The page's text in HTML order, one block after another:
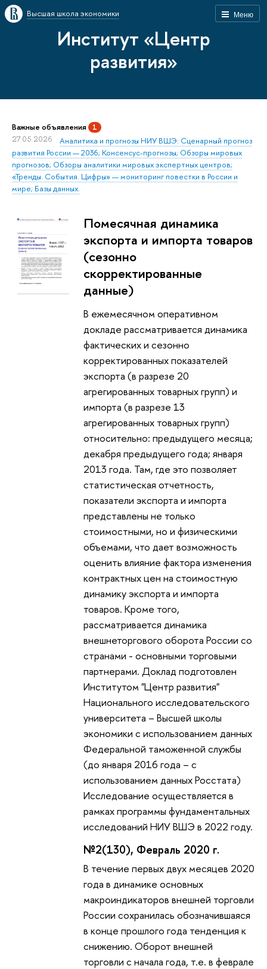
Меню
Высшая школа экономики
Институт «Центр
развития»
Важные объявления 1
27.05.2026
Аналитика и прогнозы НИУ ВШЭ: Сценарный прогноз
развития России — 2036; Консенсус-прогнозы; Обзоры мировых
прогнозов; Обзоры аналитики мировых экспертных центров;
«Тренды. События. Цифры» — мониторинг повестки в России и
мире; Базы данных.
Помесячная динамика
экспорта и импорта товаров
(сезонно
скорректированные
данные)
В ежемесячном оперативном
докладе рассматривается динамика
фактических и сезонно
корректированных показателей
экспорта (в разрезе 20
агрегированных товарных групп) и
импорта (в разрезе 13
агрегированных товарных групп)
относительно: предыдущего месяца;
декабря предыдущего года; января
2013 года. Там, где это позволяет
статистическая отчетность,
показатели экспорта и импорта
представлены не только
стоимостными, но и физическими
объемами, что дает возможность
оценить влияние фактора изменения
контрактных цен на стоимостную
динамику экспорта и импорта
товаров. Кроме того,
рассматривается динамика
внешнеторгового оборота России со
странами - основными торговыми
партнерами. Доклад подготовлен
Институтом "Центр развития"
Национального исследовательского
университета – Высшей школы
экономики с использованием данных
Федеральной таможенной службы
(до января 2016 года – с
использованием данных Росстата)
Исследование осуществляется в
рамках программы фундаментальных
исследований НИУ ВШЭ в 2022 году.
№2(130), Февраль 2020 г.
В течение первых двух месяцев 2020
года в динамике основных
макроиндикаторов внешней торговли
России сохранилась обозначившаяся
в конце прошлого года тенденция к
снижению. Оборот внешней
торговли с начала года, т.е. в феврале